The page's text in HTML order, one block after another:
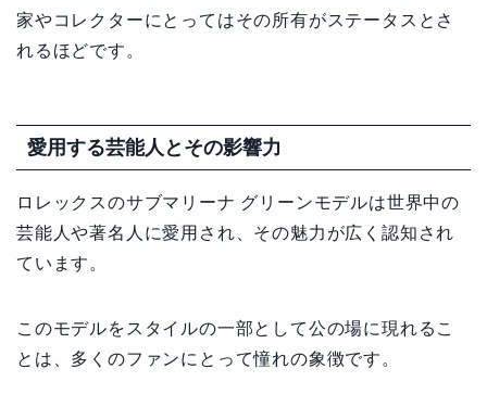
家やコレクターにとってはその所有がステータスとさ
れるほどです。
愛用する芸能人とその影響力
ロレックスのサブマリーナ グリーンモデルは世界中の
芸能人や著名人に愛用され、その魅力が広く認知され
ています。
このモデルをスタイルの一部として公の場に現れるこ
とは、多くのファンにとって憧れの象徴です。